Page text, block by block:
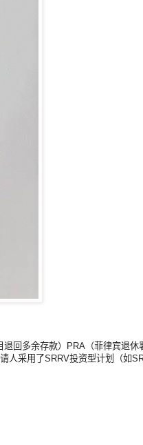
回多余存款）PRA（菲律宾退休
人采用了SRRV投资型计划（如